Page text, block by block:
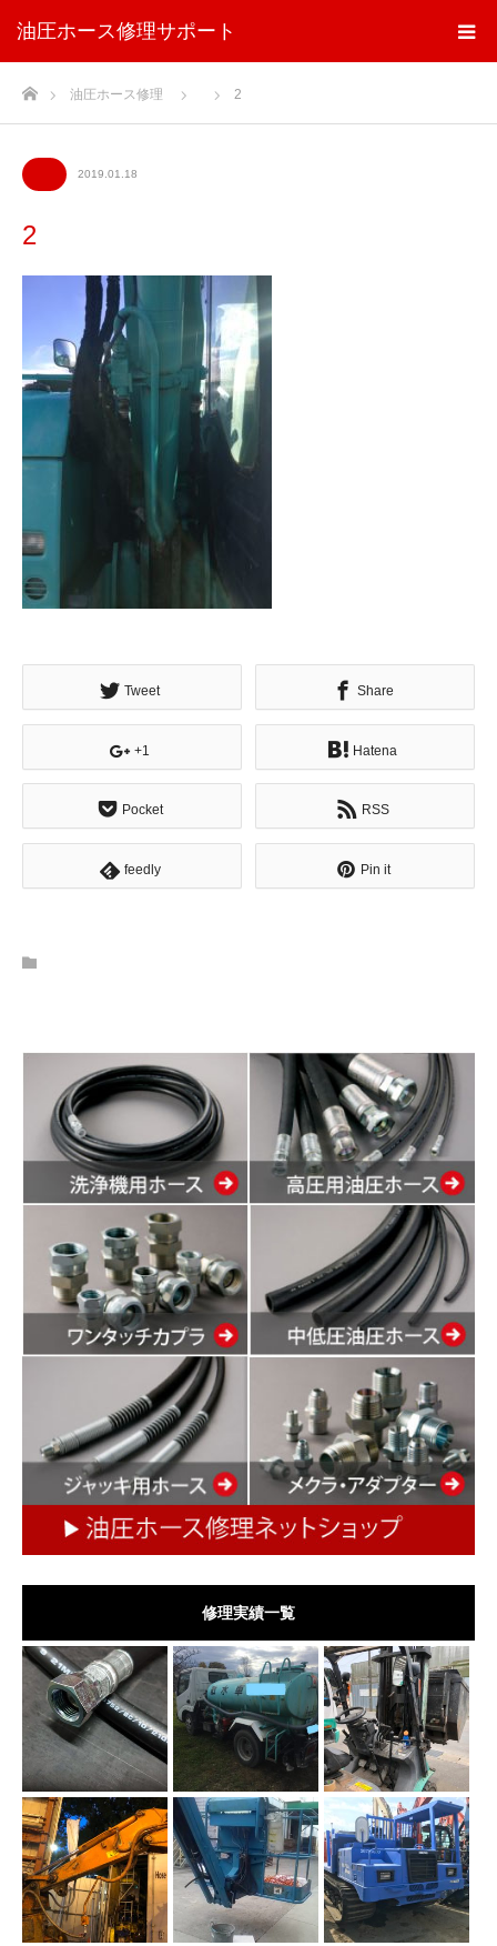
油圧ホース修理サポート
ホーム油圧ホース修理 2
2019.01.18
2
Tweet Share
+1 Hatena
Pocket RSS
feedly Pin it
修理実績一覧